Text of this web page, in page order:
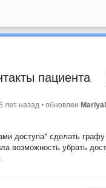
пациента
лет назад•обновлен
доступа" сделать графу
возможность убрать